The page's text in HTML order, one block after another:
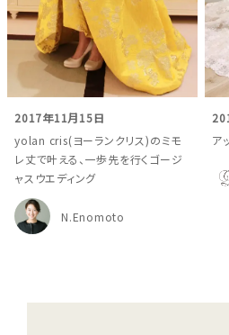
2017年11月15日
yolan cris(ヨーランクリス)のミモ
レ丈で叶える、一歩先を行くゴージ
ャスウエディング
N.Enomoto
ア